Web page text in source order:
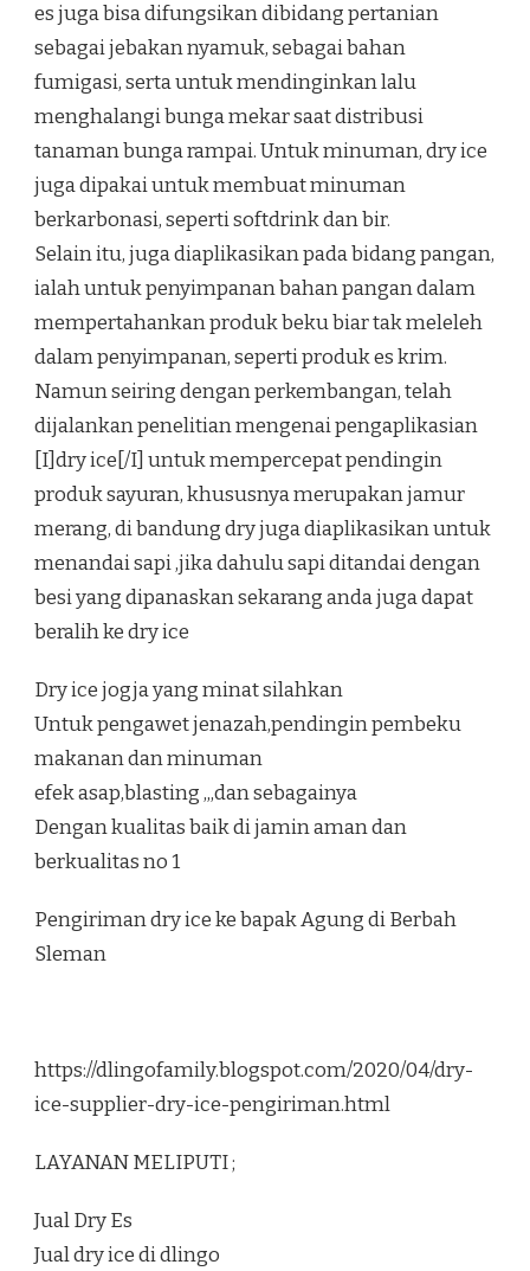
es juga bisa difungsikan dibidang pertanian
sebagai jebakan nyamuk, sebagai bahan
fumigasi, serta untuk mendinginkan lalu
menghalangi bunga mekar saat distribusi
tanaman bunga rampai. Untuk minuman, dry ice
juga dipakai untuk membuat minuman
berkarbonasi, seperti softdrink dan bir.
Selain itu, juga diaplikasikan pada bidang pangan,
ialah untuk penyimpanan bahan pangan dalam
mempertahankan produk beku biar tak meleleh
dalam penyimpanan, seperti produk es krim.
Namun seiring dengan perkembangan, telah
dijalankan penelitian mengenai pengaplikasian
[I]dry ice[/I] untuk mempercepat pendingin
produk sayuran, khususnya merupakan jamur
merang, di bandung dry juga diaplikasikan untuk
menandai sapi ,jika dahulu sapi ditandai dengan
besi yang dipanaskan sekarang anda juga dapat
beralih ke dry ice
Dry ice jogja yang minat silahkan
Untuk pengawet jenazah,pendingin pembeku
makanan dan minuman
efek asap,blasting ,,,dan sebagainya
Dengan kualitas baik di jamin aman dan
berkualitas no 1
Pengiriman dry ice ke bapak Agung di Berbah
Sleman
https://dlingofamily.blogspot.com/2020/04/dry-
ice-supplier-dry-ice-pengiriman.html
LAYANAN MELIPUTI ;
Jual Dry Es
Jual dry ice di dlingo